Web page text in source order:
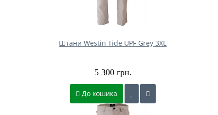
Штани Westin Tide UPF Grey 3XL
5 300 грн.
До кошика